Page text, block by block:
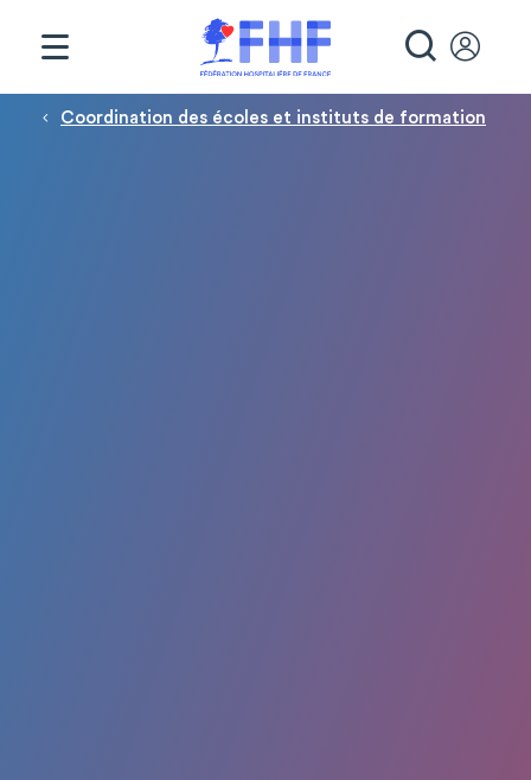
Fil d'Ariane
Coordination des écoles et instituts de formation
Panneau de gestion des cookies